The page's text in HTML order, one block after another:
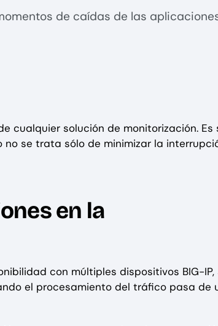
de caídas de las
cualquier solución de monitorización. Es
se trata sólo de minimizar la
en la
con múltiples dispositivos BIG-IP,
el procesamiento del tráfico pasa de